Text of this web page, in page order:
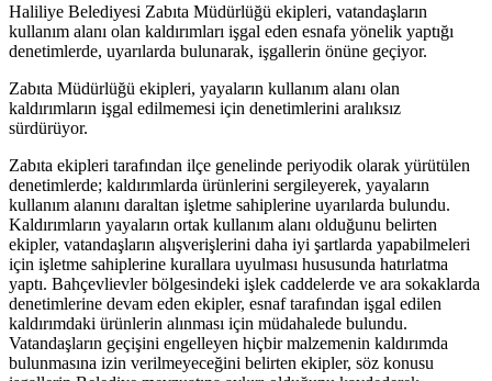
Haliliye Belediyesi Zabıta Müdürlüğü ekipleri, vatandaşların
kullanım alanı olan kaldırımları işgal eden esnafa yönelik yaptığı
denetimlerde, uyarılarda bulunarak, işgallerin önüne geçiyor.
Zabıta Müdürlüğü ekipleri, yayaların kullanım alanı olan
kaldırımların işgal edilmemesi için denetimlerini aralıksız
sürdürüyor.
Zabıta ekipleri tarafından ilçe genelinde periyodik olarak yürütülen
denetimlerde; kaldırımlarda ürünlerini sergileyerek, yayaların
kullanım alanını daraltan işletme sahiplerine uyarılarda bulundu.
Kaldırımların yayaların ortak kullanım alanı olduğunu belirten
ekipler, vatandaşların alışverişlerini daha iyi şartlarda yapabilmeleri
için işletme sahiplerine kurallara uyulması hususunda hatırlatma
yaptı. Bahçevlievler bölgesindeki işlek caddelerde ve ara sokaklarda
denetimlerine devam eden ekipler, esnaf tarafından işgal edilen
kaldırımdaki ürünlerin alınması için müdahalede bulundu.
Vatandaşların geçişini engelleyen hiçbir malzemenin kaldırımda
bulunmasına izin verilmeyeceğini belirten ekipler, söz konusu